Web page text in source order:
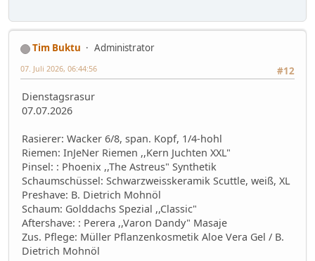
Tim Buktu
Administrator
#12
07. Juli 2026, 06:44:56
Dienstagsrasur
07.07.2026
Rasierer: Wacker 6/8, span. Kopf, 1/4-hohl
Riemen: InJeNer Riemen ,,Kern Juchten XXL"
Pinsel: : Phoenix ,,The Astreus" Synthetik
Schaumschüssel: Schwarzweisskeramik Scuttle, weiß, XL
Preshave: B. Dietrich Mohnöl
Schaum: Golddachs Spezial ,,Classic"
Aftershave: : Perera ,,Varon Dandy" Masaje
Zus. Pflege: Müller Pflanzenkosmetik Aloe Vera Gel / B.
Dietrich Mohnöl